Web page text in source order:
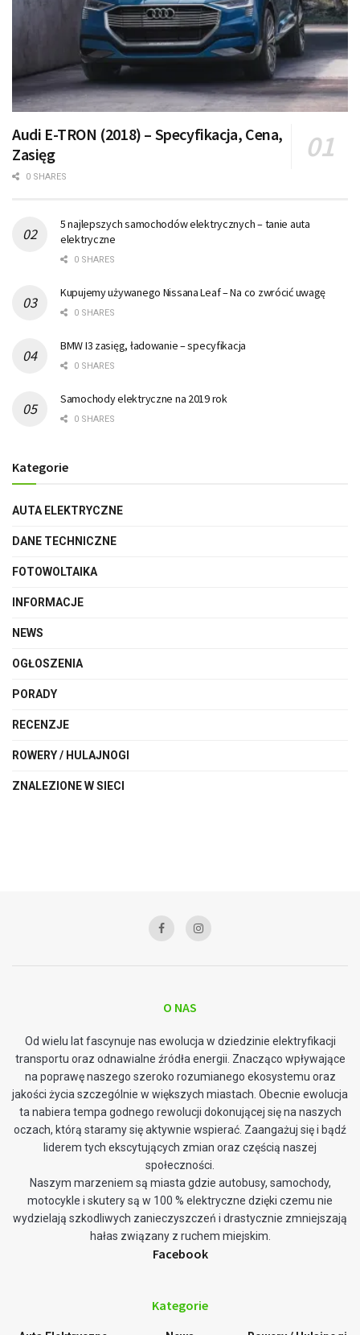
Audi E-TRON (2018) – Specyfikacja, Cena,
Zasięg
0 SHARES
5 najlepszych samochodów elektrycznych – tanie auta
elektryczne
0 SHARES
Kupujemy używanego Nissana Leaf – Na co zwrócić uwagę
0 SHARES
BMW I3 zasięg, ładowanie – specyfikacja
0 SHARES
Samochody elektryczne na 2019 rok
0 SHARES
Kategorie
AUTA ELEKTRYCZNE
DANE TECHNICZNE
FOTOWOLTAIKA
INFORMACJE
NEWS
OGŁOSZENIA
PORADY
RECENZJE
ROWERY / HULAJNOGI
ZNALEZIONE W SIECI
O NAS
Od wielu lat fascynuje nas ewolucja w dziedzinie elektryfikacji
transportu oraz odnawialne źródła energii. Znacząco wpływające
na poprawę naszego szeroko rozumianego ekosystemu oraz
jakości życia szczególnie w większych miastach. Obecnie ewolucja
ta nabiera tempa godnego rewolucji dokonującej się na naszych
oczach, którą staramy się aktywnie wspierać. Zaangażuj się i bądź
liderem tych ekscytujących zmian oraz częścią naszej
społeczności.
Naszym marzeniem są miasta gdzie autobusy, samochody,
motocykle i skutery są w 100 % elektryczne dzięki czemu nie
wydzielają szkodliwych zanieczyszczeń i drastycznie zmniejszają
hałas związany z ruchem miejskim.
Facebook
Kategorie